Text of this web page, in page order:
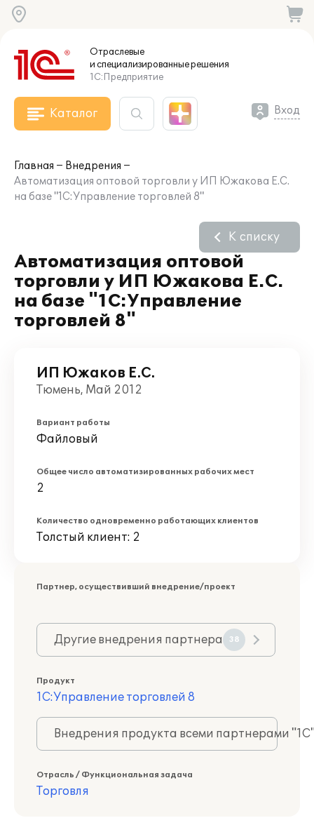
Отраслевые
и специализированныерешения
1С:Предприятие
Каталог Вход
Главная
Внедрения
Автоматизация оптовой торговли у ИП Южакова Е.С.
на базе "1С:Управление торговлей 8"
Автоматизация оптовой
торговли у ИП Южакова Е.С.
на базе "1С:Управление
торговлей 8"
К списку
ИП Южаков Е.С.
Тюмень, Май 2012
Вариант работы
Файловый
Общее число автоматизированных рабочих мест
2
Количество одновременно работающих клиентов
Толстый клиент: 2
Партнер, осуществивший внедрение/проект
Другие внедрения партнера 38
Продукт
1С:Управление торговлей 8
Внедрения продукта всеми партнерами
Отрасль / Функциональная задача
Торговля